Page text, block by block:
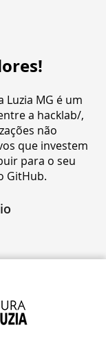
Luzia MG é um
a hacklab/,
não
que investem
para o seu
GitHub.